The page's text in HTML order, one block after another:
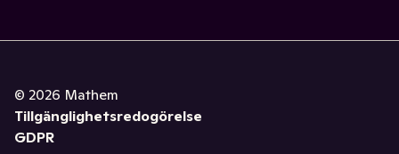
© 2026 Mathem
Tillgänglighetsredogörelse
GDPR